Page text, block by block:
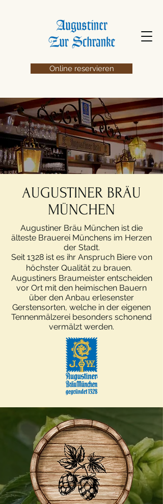
Online reservieren
AUGUSTINER BRÄU
MÜNCHEN
Augustiner Bräu München ist die
älteste Brauerei Münchens im Herzen
der Stadt.
Seit 1328 ist es ihr Anspruch Biere von
höchster Qualität zu brauen.
Augustiners Braumeister entscheiden
vor Ort mit den heimischen Bauern
über den Anbau erlesenster
Gerstensorten, welche in der eigenen
Tennenmälzerei besonders schonend
vermälzt werden.